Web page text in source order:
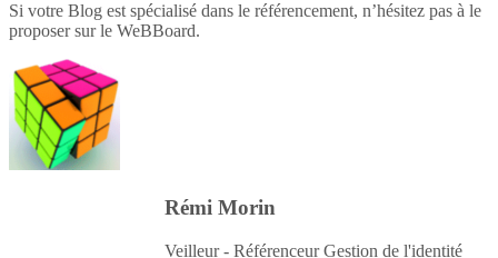
Si votre Blog est spécialisé dans le référencement, n’hésitez pas à le
proposer sur le WeBBoard.
Rémi Morin
Veilleur - Référenceur Gestion de l'identité